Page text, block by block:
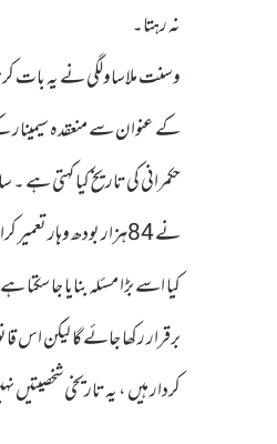
نہ رہتا۔
وسنت ملاساولگی نے یہ بات
کے عنوان سے منعقدہ سیمینار
حکمرانی کی تاریخ کیا کہتی
نے 84ہزار بودھ وہار
برقرار رکھا جائے گا لیکن
کردار ہیں ، یہ تاریخی